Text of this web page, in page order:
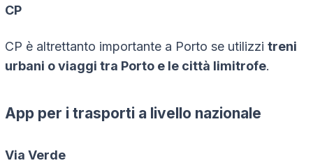
CP
CP è altrettanto importante a Porto se utilizzi treni
urbani o viaggi tra Porto e le città limitrofe.
App per i trasporti a livello nazionale
Via Verde